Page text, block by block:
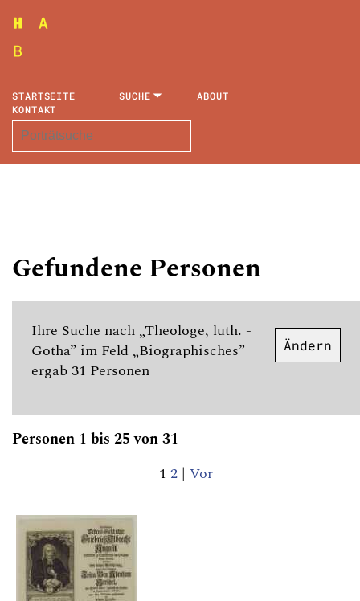
STARTSEITE SUCHE
ABOUT
KONTAKT
Gefundene Personen
Ihre Suche nach „Theologe, luth. -
Gotha” im Feld „Biographisches”
ergab 31 Personen
Ändern
Personen 1 bis 25 von 31
1 2 | Vor